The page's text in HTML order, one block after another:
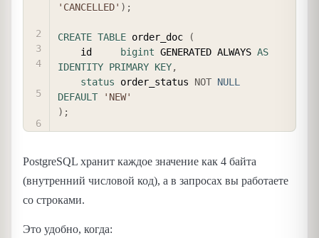
'CANCELLED' ) ;
CREATE TABLE order_doc
(
    id
bigint GENERATED ALWAYS AS
IDENTITY PRIMARY KEY,
status order_status NOT NULL
DEFAULT
'NEW'
) ;
PostgreSQL хранит каждое значение как 4 байта
(внутренний числовой код), а в запросах вы работаете
со строками.
Это удобно, когда: